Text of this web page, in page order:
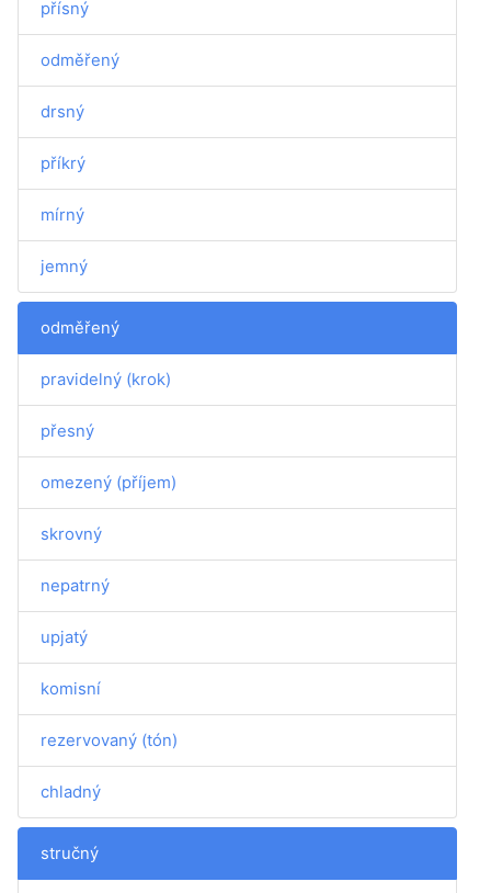
přísný
odměřený
drsný
příkrý
mírný
jemný
odměřený
pravidelný (krok)
přesný
omezený (příjem)
skrovný
nepatrný
upjatý
komisní
rezervovaný (tón)
chladný
stručný